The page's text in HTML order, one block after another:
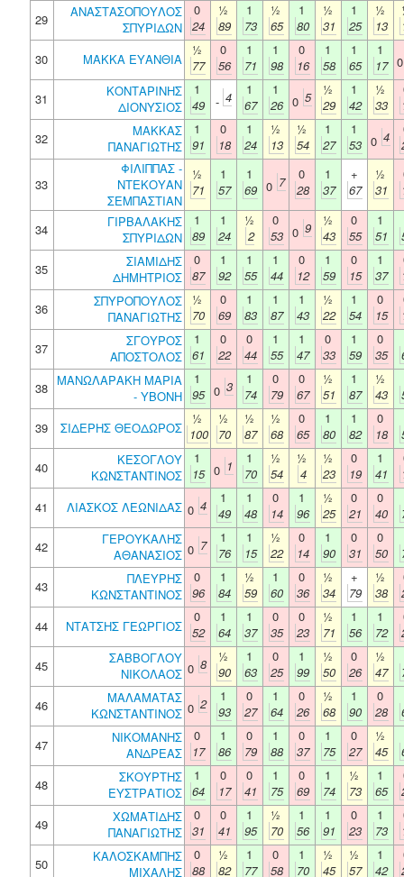
29
ΑΝΑΣΤΑΣΟΠΟΥΛΟΣ
ΣΠΥΡΙΔΩΝ
0
24
½
89
1
73
½
65
1
80
½
31
1
25
½
13
30
ΜΑΚΚΑ ΕΥΑΝΘΙΑ
½
77
0
56
1
71
1
98
0
16
1
58
1
65
1
17
31
ΚΟΝΤΑΡΙΝΗΣ
ΔΙΟΝΥΣΙΟΣ
1
49
- 4
1
67
1
26 0 5
½
29
1
42
½
33
32
ΜΑΚΚΑΣ
ΠΑΝΑΓΙΩΤΗΣ
1
91
0
18
1
24
½
13
½
54
1
27
1
53 0 4
33
ΦΙΛΙΠΠΑΣ -
ΝΤΕΚΟΥΑΝ
ΣΕΜΠΑΣΤΙΑΝ
½
71
1
57
1
69 0 7
0
28
1
37
+
67
½
31
34
ΓΙΡΒΑΛΑΚΗΣ
ΣΠΥΡΙΔΩΝ
1
89
1
24
½
2
0
53 0 9
½
43
0
55
1
51
35
ΣΙΑΜΙΔΗΣ
ΔΗΜΗΤΡΙΟΣ
0
87
1
92
1
55
1
44
0
12
1
59
0
15
1
37
36
ΣΠΥΡΟΠΟΥΛΟΣ
ΠΑΝΑΓΙΩΤΗΣ
½
70
0
69
1
83
1
87
1
43
½
22
1
54
0
15
37
ΣΓΟΥΡΟΣ
ΑΠΟΣΤΟΛΟΣ
1
61
0
22
0
44
1
55
1
47
0
33
1
59
0
35
38 ΜΑΝΩΛΑΡΑΚΗ ΜΑΡΙΑ
- ΥΒΟΝΗ
1
95 0 3
1
74
0
79
0
67
½
51
1
87
½
43
39
ΣΙΔΕΡΗΣ ΘΕΟΔΩΡΟΣ
½
100
½
70
½
87
½
68
0
65
1
80
1
82
0
18
40
ΚΕΣΟΓΛΟΥ
ΚΩΝΣΤΑΝΤΙΝΟΣ
1
15 0 1
1
70
½
54
½
4
½
23
0
19
1
41
41
ΛΙΑΣΚΟΣ ΛΕΩΝΙΔΑΣ 0 4
1
49
1
48
0
14
1
96
½
25
0
21
0
40
42
ΓΕΡΟΥΚΑΛΗΣ
ΑΘΑΝΑΣΙΟΣ 0 7
1
76
1
15
½
22
0
14
1
90
0
31
0
50
43
ΠΛΕΥΡΗΣ
ΚΩΝΣΤΑΝΤΙΝΟΣ
0
96
1
84
½
59
1
60
0
36
½
34
+
79
½
38
44
ΝΤΑΤΣΗΣ ΓΕΩΡΓΙΟΣ
0
52
1
64
1
37
0
35
0
23
½
71
1
56
1
72
45
ΣΑΒΒΟΓΛΟΥ
ΝΙΚΟΛΑΟΣ 0 8
½
90
1
63
0
25
1
99
½
50
0
26
½
47
46
ΜΑΛΑΜΑΤΑΣ
ΚΩΝΣΤΑΝΤΙΝΟΣ 0 2
1
93
0
27
1
64
0
26
½
68
1
90
0
28
47
ΝΙΚΟΜΑΝΗΣ
ΑΝΔΡΕΑΣ
0
17
1
86
0
79
1
88
0
37
1
75
0
27
½
45
48
ΣΚΟΥΡΤΗΣ
ΕΥΣΤΡΑΤΙΟΣ
1
64
0
17
0
41
1
75
0
69
1
74
½
73
1
65
49
ΧΩΜΑΤΙΔΗΣ
ΠΑΝΑΓΙΩΤΗΣ
0
31
0
41
1
95
½
70
1
56
1
91
0
23
1
73
50
ΚΑΛΟΣΚΑΜΠΗΣ
ΜΙΧΑΛΗΣ
0
88
½
82
1
77
0
58
1
70
½
45
½
57
1
42